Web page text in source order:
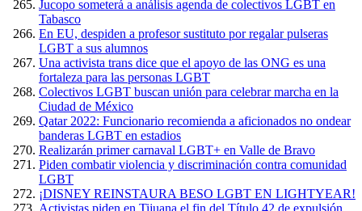
Jucopo someterá a análisis agenda de colectivos LGBT en
Tabasco
En EU, despiden a profesor sustituto por regalar pulseras
LGBT a sus alumnos
Una activista trans dice que el apoyo de las ONG es una
fortaleza para las personas LGBT
Colectivos LGBT buscan unión para celebrar marcha en la
Ciudad de México
Qatar 2022: Funcionario recomienda a aficionados no ondear
banderas LGBT en estadios
Realizarán primer carnaval LGBT+ en Valle de Bravo
Piden combatir violencia y discriminación contra comunidad
LGBT
¡DISNEY REINSTAURA BESO LGBT EN LIGHTYEAR!
Activistas piden en Tijuana el fin del Título 42 de expulsión